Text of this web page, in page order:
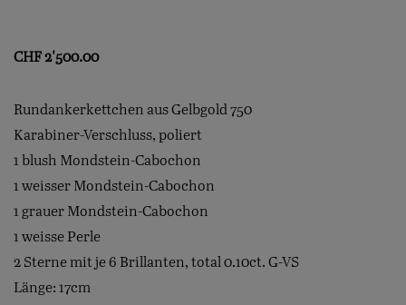
CHF2'500.00
Rundankerkettchen aus Gelbgold 750
Karabiner-Verschluss, poliert
1 blush Mondstein-Cabochon
1 weisser Mondstein-Cabochon
1 grauer Mondstein-Cabochon
1 weisse Perle
2 Sterne mit je 6 Brillanten, total 0.10ct. G-VS
Länge: 17cm